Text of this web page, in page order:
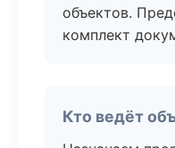
объектов.
комплект
Кто ведёт